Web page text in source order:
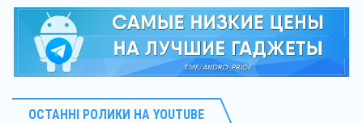
ОСТАННІ РОЛИКИ НА YOUTUBE